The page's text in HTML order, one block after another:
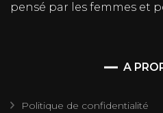
pensé par les femmes et
A
Politique de confidentialité